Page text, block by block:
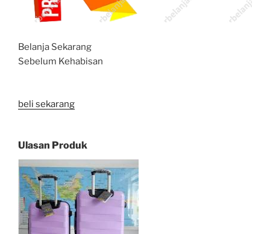
Belanja Sekarang
Sebelum Kehabisan
beli sekarang
Ulasan Produk